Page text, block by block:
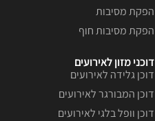
הפקת מסיבות
הפקת מסיבות חוף
דוכני מזון לאירועים
דוכן גלידה לאירועים
דוכן המבורגר לאירועים
דוכן וופל בלגי לאירועים